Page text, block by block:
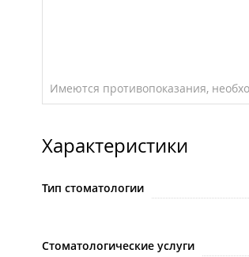
Имеются противопоказания,
Характеристики
Тип стоматологии
Стоматологические услуги